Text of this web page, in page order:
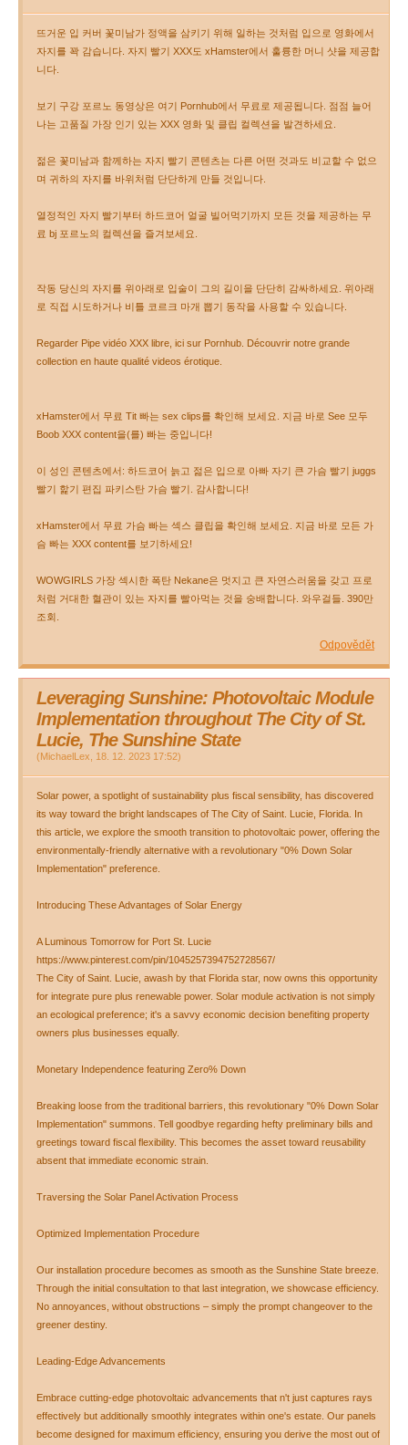
뜨거운 입 커버 꽃미남가 정액을 삼키기 위해 일하는 것처럼 입으로 영화에서
자지를 꽉 감습니다. 자지 빨기 XXX도 xHamster에서 훌륭한 머니 샷을 제공합
니다.
보기 구강 포르노 동영상은 여기 Pornhub에서 무료로 제공됩니다. 점점 늘어
나는 고품질 가장 인기 있는 XXX 영화 및 클립 컬렉션을 발견하세요.
젊은 꽃미남과 함께하는 자지 빨기 콘텐츠는 다른 어떤 것과도 비교할 수 없으
며 귀하의 자지를 바위처럼 단단하게 만들 것입니다.
열정적인 자지 빨기부터 하드코어 얼굴 빌어먹기까지 모든 것을 제공하는 무
료 bj 포르노의 컬렉션을 즐겨보세요.
작동 당신의 자지를 위아래로 입술이 그의 길이을 단단히 감싸하세요. 위아래
로 직접 시도하거나 비틀 코르크 마개 뽑기 동작을 사용할 수 있습니다.
Regarder Pipe vidéo XXX libre, ici sur Pornhub. Découvrir notre grande
collection en haute qualité videos érotique.
xHamster에서 무료 Tit 빠는 sex clips를 확인해 보세요. 지금 바로 See 모두
Boob XXX content을(를) 빠는 중입니다!
이 성인 콘텐츠에서: 하드코어 늙고 젊은 입으로 아빠 자기 큰 가슴 빨기 juggs
빨기 핥기 편집 파키스탄 가슴 빨기. 감사합니다!
xHamster에서 무료 가슴 빠는 섹스 클립을 확인해 보세요. 지금 바로 모든 가
슴 빠는 XXX content를 보기하세요!
WOWGIRLS 가장 섹시한 폭탄 Nekane은 멋지고 큰 자연스러움을 갖고 프로
처럼 거대한 혈관이 있는 자지를 빨아먹는 것을 숭배합니다. 와우걸들. 390만
조회.
Odpovědět
Leveraging Sunshine: Photovoltaic Module
Implementation throughout The City of St.
Lucie, The Sunshine State
(MichaelLex 18. 12. 2023 17:52)
Solar power, a spotlight of sustainability plus fiscal sensibility, has discovered
its way toward the bright landscapes of The City of Saint. Lucie, Florida. In
this article, we explore the smooth transition to photovoltaic power, offering the
environmentally-friendly alternative with a revolutionary "0% Down Solar
Implementation" preference.
Introducing These Advantages of Solar Energy
A Luminous Tomorrow for Port St. Lucie
https://www.pinterest.com/pin/1045257394752728567/
The City of Saint. Lucie, awash by that Florida star, now owns this opportunity
for integrate pure plus renewable power. Solar module activation is not simply
an ecological preference; it's a savvy economic decision benefiting property
owners plus businesses equally.
Monetary Independence featuring Zero% Down
Breaking loose from the traditional barriers, this revolutionary "0% Down Solar
Implementation" summons. Tell goodbye regarding hefty preliminary bills and
greetings toward fiscal flexibility. This becomes the asset toward reusability
absent that immediate economic strain.
Traversing the Solar Panel Activation Process
Optimized Implementation Procedure
Our installation procedure becomes as smooth as the Sunshine State breeze.
Through the initial consultation to that last integration, we showcase efficiency.
No annoyances, without obstructions – simply the prompt changeover to the
greener destiny.
Leading-Edge Advancements
Embrace cutting-edge photovoltaic advancements that n't just captures rays
effectively but additionally smoothly integrates within one's estate. Our panels
become designed for maximum efficiency, ensuring you derive the most out of